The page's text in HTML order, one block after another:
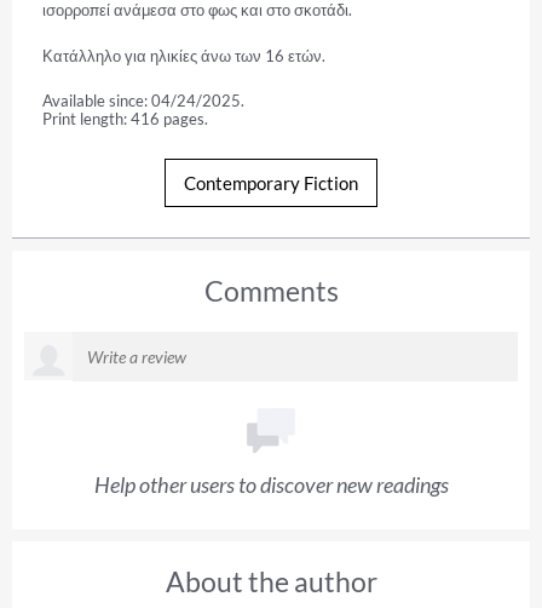
ισορροπεί ανάμεσα στο φως και στο σκοτάδι.
Κατάλληλο για ηλικίες άνω των 16 ετών.
Available since: 04/24/2025.
Print length: 416 pages.
Contemporary Fiction
Comments
Help other users to discover new readings
About the author